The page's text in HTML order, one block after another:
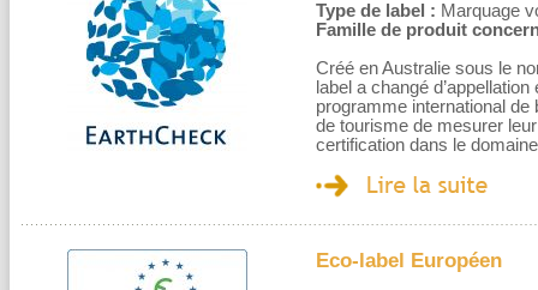
Type de label : Marquage
Famille de produit
Créé en Australie sous le
label a changé
programme international
de tourisme de mesurer
certification dans le
Eco-label Européen